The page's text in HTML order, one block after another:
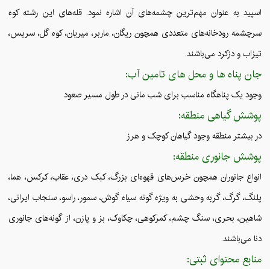
اسپید به عنوان مهم‌ترین چشمه‌های آن اشاره نمود. قله‌های این رشته کوه
سرچشمه رودخانه‌های متعددی همچون ریگان، ماربر، میریان، کوه گل، سریس،
تیزاب و دزکرد می‌باشند.
جان پناه ها و محل های تامین آب:
وجود یک پناهگاه مناسب برای شب مانی در طول مسیر صعود
پوشش گیاهی منطقه:
در بیشتر منطقه وجود گیاهان کوچک و هرز
پوشش جانوری منطقه:
انواع جانوران همچون خرس‌های قهوه‌ای بزرگ، کبک دری، عقاب، کرکس، هما،
پلنگ، گرگ، گربه وحشی به ویژه گونه سیاه گوش، سمور، راسو، سنجاب ایرانی،
شاهین، بحری، سنگ چشم، کمرکوهی، چکاوک، بز و پازن، از گونه‌های جانوری
دنا می‌باشند.
منابع محتوای ثبتی: